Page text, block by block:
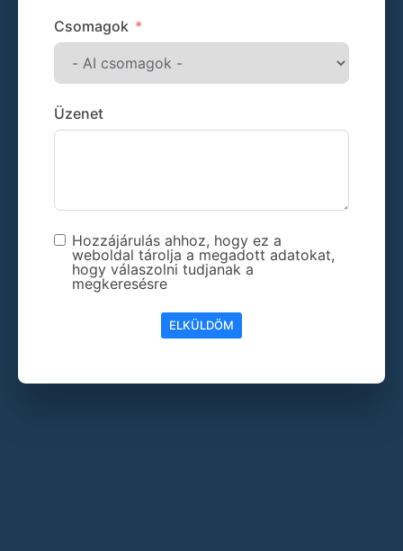
Csomagok
Üzenet
Hozzájárulás ahhoz, hogy ez a
weboldal tárolja a megadott adatokat,
hogy válaszolni tudjanak a
megkeresésre
ELKÜLDÖM